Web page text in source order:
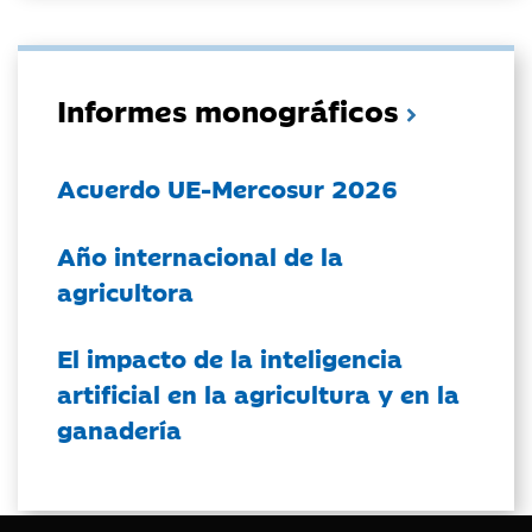
Informes monográficos
Acuerdo UE-Mercosur 2026
Año internacional de la
agricultora
El impacto de la inteligencia
artificial en la agricultura y en la
ganadería